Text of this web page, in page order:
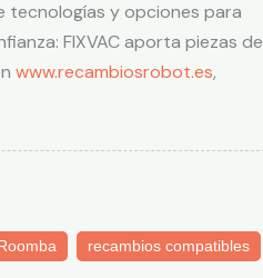
tecnologías y opciones para
FIXVAC aporta piezas de
www.recambiosrobot.es,
recambios compatibles